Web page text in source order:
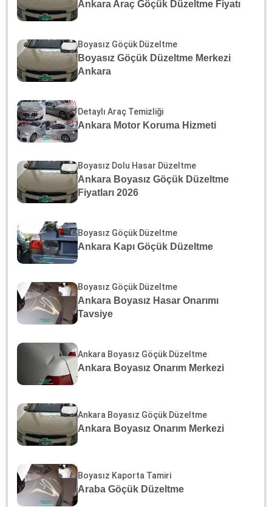
Ankara Araç Göçük Düzeltme Fiyatı
Boyasız Göçük Düzeltme
Boyasız Göçük Düzeltme Merkezi
Ankara
Detaylı Araç Temizliği
Ankara Motor Koruma Hizmeti
Boyasız Dolu Hasar Düzeltme
Ankara Boyasız Göçük Düzeltme
Fiyatları 2026
Boyasız Göçük Düzeltme
Ankara Kapı Göçük Düzeltme
Boyasız Göçük Düzeltme
Ankara Boyasız Hasar Onarımı
Tavsiye
Ankara Boyasız Göçük Düzeltme
Ankara Boyasız Onarım Merkezi
Ankara Boyasız Göçük Düzeltme
Ankara Boyasız Onarım Merkezi
Boyasız Kaporta Tamiri
Araba Göçük Düzeltme